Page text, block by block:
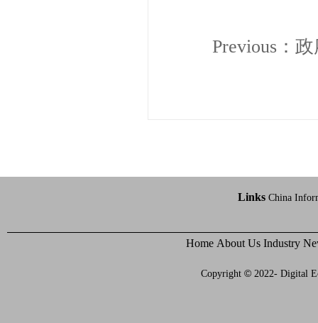
Previous： 政
Links China
Home About Us Industry
Copyright ©2022- Digital